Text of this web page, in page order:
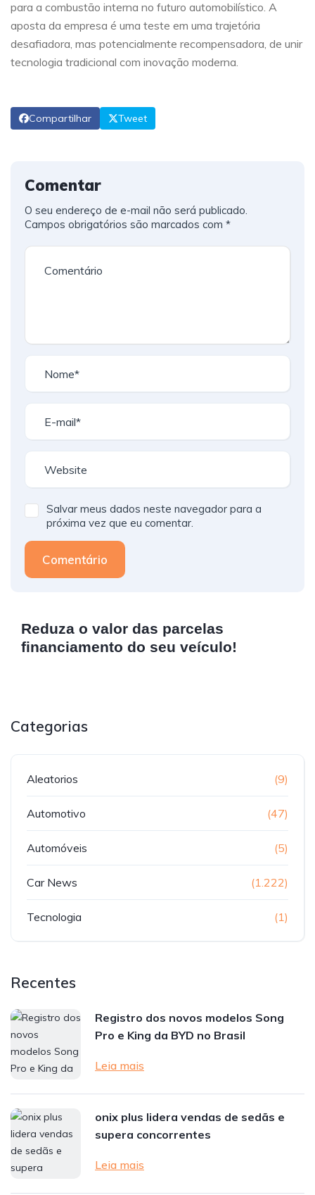
para a combustão interna no futuro automobilístico. A
aposta da empresa é uma teste em uma trajetória
desafiadora, mas potencialmente recompensadora, de unir
tecnologia tradicional com inovação moderna.
Compartilhar Tweet
Comentar
O seu endereço de e-mail não será publicado.
Campos obrigatórios são marcados com *
Salvar meus dados neste navegador para a
próxima vez que eu comentar.
Comentário
Reduza o valor das parcelas
financiamento do seu veículo!
Categorias
Aleatorios (9)
Automotivo (47)
Automóveis (5)
Car News (1.222)
Tecnologia (1)
Recentes
Registro dos novos modelos Song
Pro e King da BYD no Brasil
Leia mais
onix plus lidera vendas de sedãs e
supera concorrentes
Leia mais